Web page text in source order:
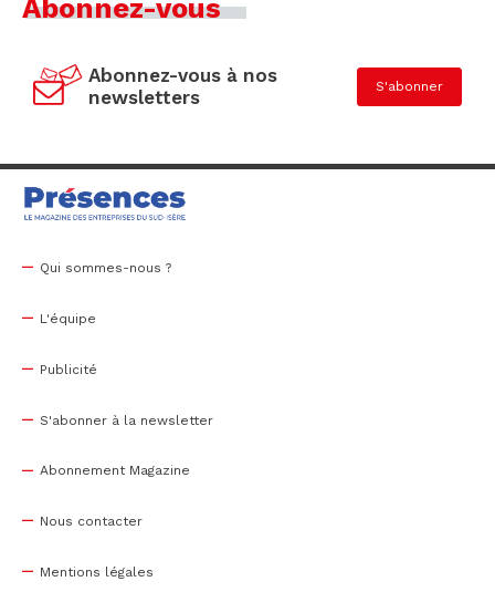
Abonnez-vous
Abonnez-vous à nos
newsletters
S'abonner
Qui sommes-nous ?
L'équipe
Publicité
S'abonner à la newsletter
Abonnement Magazine
Nous contacter
Mentions légales